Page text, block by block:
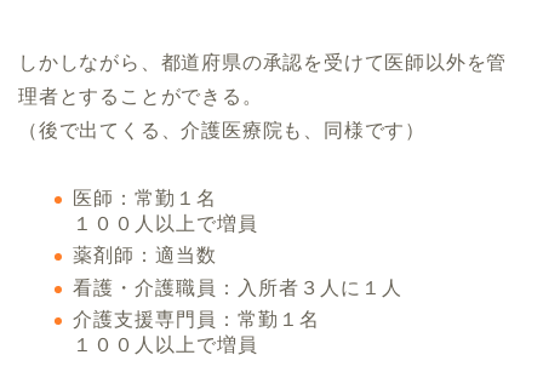
しかしながら、都道府県の承認を受けて医師以外を管
理者とすることができる。
（後で出てくる、介護医療院も、同様です）
医師：常勤１名
１００人以上で増員
薬剤師：適当数
看護・介護職員：入所者３人に１人
介護支援専門員：常勤１名
１００人以上で増員